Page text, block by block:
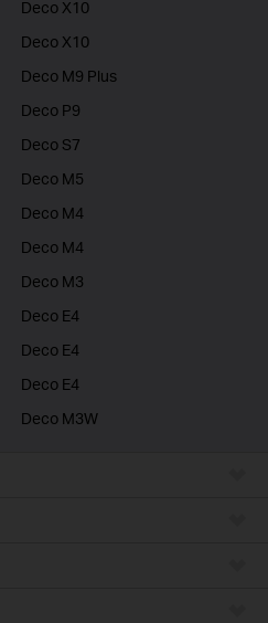
Deco X10
Deco X10
Deco M9 Plus
Deco P9
Deco S7
Deco M5
Deco M4
Deco M4
Deco M3
Deco E4
Deco E4
Deco E4
Deco M3W